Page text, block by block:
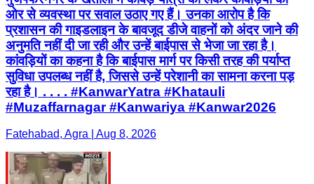
ओर से व्यवस्था पर सवाल उठाए गए हैं। उनका आरोप है कि
प्रशासन की गाइडलाइन के बावजूद डीजे वाहनों को अंदर जाने की
अनुमति नहीं दी जा रही और उन्हें बाईपास से भेजा जा रहा है।
कांवड़ियों का कहना है कि बाईपास मार्ग पर किसी तरह की पर्याप्त
सुविधा उपलब्ध नहीं है, जिससे उन्हें परेशानी का सामना करना पड़
रहा है। . . . . #KanwarYatra #Khatauli
#Muzaffarnagar #Kanwariya #Kanwar2026
Fatehabad, Agra | Aug 8, 2026